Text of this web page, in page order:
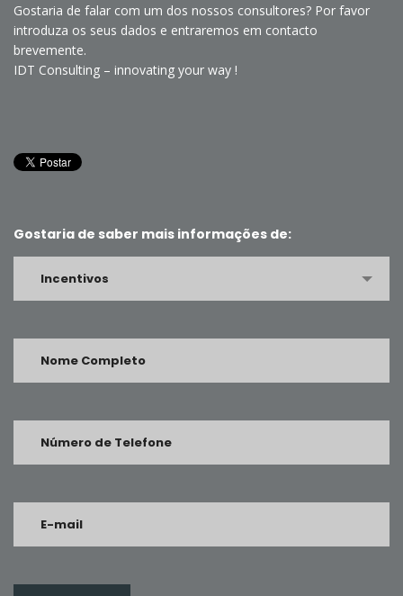
Gostaria de falar com um dos nossos consultores? Por favor
introduza os seus dados e entraremos em contacto
brevemente.
IDT Consulting – innovating your way !
Gostaria de saber mais informações de:
Incentivos